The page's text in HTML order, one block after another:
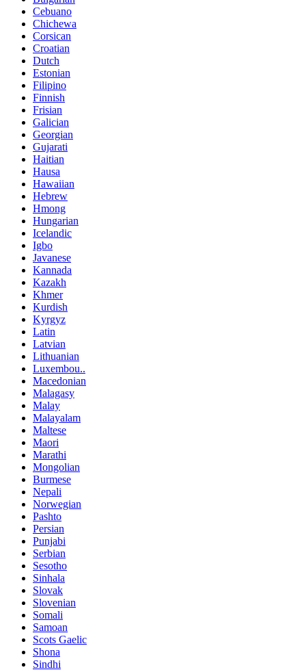
Cebuano
Chichewa
Corsican
Croatian
Dutch
Estonian
Filipino
Finnish
Frisian
Galician
Georgian
Gujarati
Haitian
Hausa
Hawaiian
Hebrew
Hmong
Hungarian
Icelandic
Igbo
Javanese
Kannada
Kazakh
Khmer
Kurdish
Kyrgyz
Latin
Latvian
Lithuanian
Luxembou..
Macedonian
Malagasy
Malay
Malayalam
Maltese
Maori
Marathi
Mongolian
Burmese
Nepali
Norwegian
Pashto
Persian
Punjabi
Serbian
Sesotho
Sinhala
Slovak
Slovenian
Somali
Samoan
Scots Gaelic
Shona
Sindhi